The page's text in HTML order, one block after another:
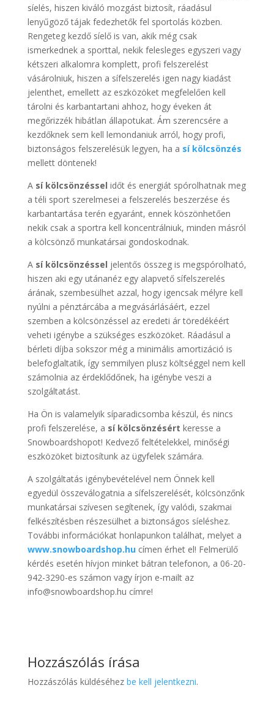
síelés, hiszen kiváló mozgást biztosít, ráadásul
lenyűgöző tájak fedezhetők fel sportolás közben.
Rengeteg kezdő síelő is van, akik még csak
ismerkednek a sporttal, nekik felesleges egyszeri vagy
kétszeri alkalomra komplett, profi felszerelést
vásárolniuk, hiszen a sífelszerelés igen nagy kiadást
jelenthet, emellett az eszközöket megfelelően kell
tárolni és karbantartani ahhoz, hogy éveken át
megőrizzék hibátlan állapotukat. Ám szerencsére a
kezdőknek sem kell lemondaniuk arról, hogy profi,
biztonságos felszerelésük legyen, ha a sí kölcsönzés
mellett döntenek!
A sí kölcsönzéssel időt és energiát spórolhatnak meg
a téli sport szerelmesei a felszerelés beszerzése és
karbantartása terén egyaránt, ennek köszönhetően
nekik csak a sportra kell koncentrálniuk, minden másról
a kölcsönző munkatársai gondoskodnak.
A sí kölcsönzéssel jelentős összeg is megspórolható,
hiszen aki egy utánanéz egy alapvető sífelszerelés
árának, szembesülhet azzal, hogy igencsak mélyre kell
nyúlni a pénztárcába a megvásárlásáért, ezzel
szemben a kölcsönzéssel az eredeti ár töredékéért
veheti igénybe a szükséges eszközöket. Ráadásul a
bérleti díjba sokszor még a minimális amortizáció is
belefoglaltatik, így semmilyen plusz költséggel nem kell
számolnia az érdeklődőnek, ha igénybe veszi a
szolgáltatást.
Ha Ön is valamelyik síparadicsomba készül, és nincs
profi felszerelése, a sí kölcsönzésért keresse a
Snowboardshopot! Kedvező feltételekkel, minőségi
eszközöket biztosítunk az ügyfelek számára.
A szolgáltatás igénybevételével nem Önnek kell
egyedül összeválogatnia a sífelszerelését, kölcsönzőnk
munkatársai szívesen segítenek, így valódi, szakmai
felkészítésben részesülhet a biztonságos síeléshez.
További információkat honlapunkon találhat, melyet a
www.snowboardshop.hu címen érhet el! Felmerülő
kérdés esetén hívjon minket bátran telefonon, a 06-20-
942-3290-es számon vagy írjon e-mailt az
info@snowboardshop.hu címre!
Hozzászólás írása
Hozzászólás küldéséhez be kell jelentkezni.